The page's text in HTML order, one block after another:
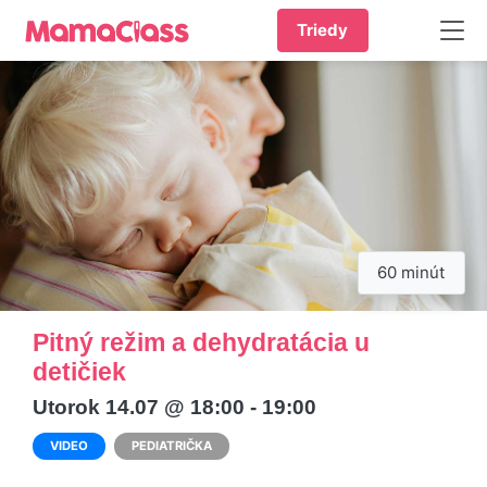
Triedy
60 minút
Pitný režim a dehydratácia u
detičiek
Utorok 14.07 @ 18:00 - 19:00
VIDEO PEDIATRIČKA